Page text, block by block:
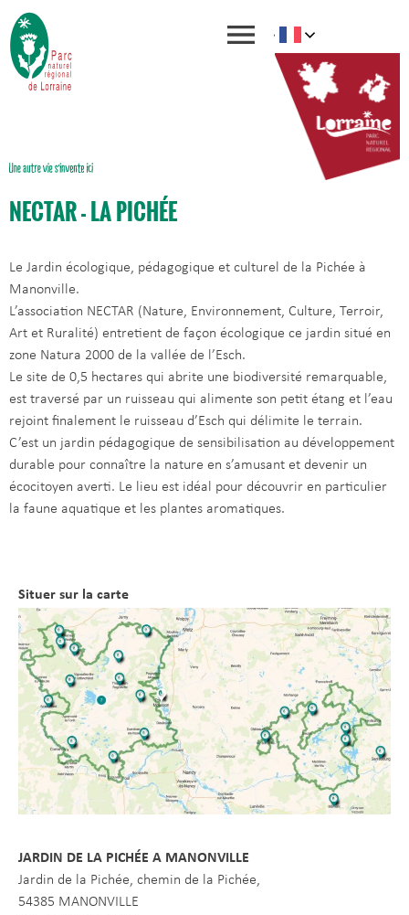
NECTAR - LA PICHÉE
Le Jardin écologique, pédagogique et culturel de la Pichée à
Manonville.
L’association NECTAR (Nature, Environnement, Culture, Terroir,
Art et Ruralité) entretient de façon écologique ce jardin situé en
zone Natura 2000 de la vallée de l’Esch.
Le site de 0,5 hectares qui abrite une biodiversité remarquable,
est traversé par un ruisseau qui alimente son petit étang et l’eau
rejoint finalement le ruisseau d’Esch qui délimite le terrain.
C’est un jardin pédagogique de sensibilisation au développement
durable pour connaître la nature en s’amusant et devenir un
écocitoyen averti. Le lieu est idéal pour découvrir en particulier
la faune aquatique et les plantes aromatiques.
Situer sur la carte
JARDIN DE LA PICHÉE A MANONVILLE
Jardin de la Pichée, chemin de la Pichée,
54385 MANONVILLE